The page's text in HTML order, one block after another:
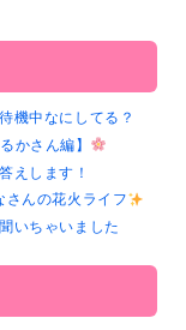
機中なにしてる？
かさん編】
えします！
んの花火ライフ
いちゃいました